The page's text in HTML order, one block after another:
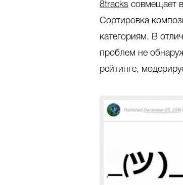
8tracks совмещает
Сортировка
категориям. В
проблем не
рейтинге,